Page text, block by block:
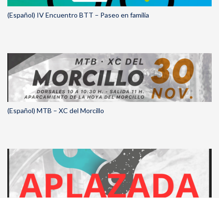
(Español) IV Encuentro BTT – Paseo en familia
(Español) MTB – XC del Morcillo